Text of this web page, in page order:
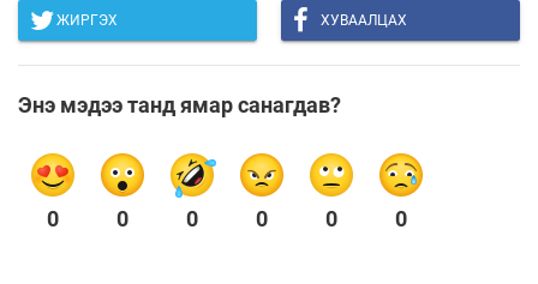
ЖИРГЭХ ХУВААЛЦАХ
Энэ мэдээ танд ямар санагдав?
0 0 0 0 0 0